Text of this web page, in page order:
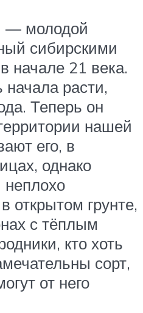
— молодой
сибирскими
начале 21 века.
начала расти,
Теперь он
нашей
его, в
однако
неплохо
открытом грунте,
с тёплым
кто хоть
сорт,
от него